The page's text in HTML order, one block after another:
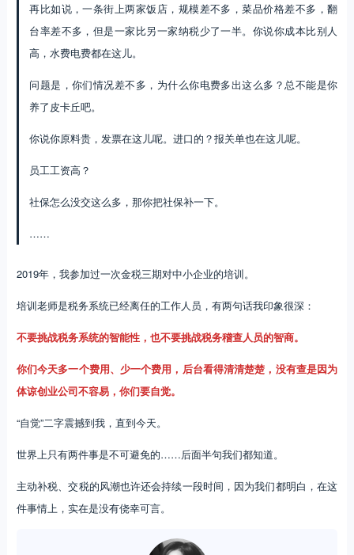
再比如说，一条街上两家饭店，规模差不多，菜品价格差不多，翻
台率差不多，但是一家比另一家纳税少了一半。你说你成本比别人
高，水费电费都在这儿。
问题是，你们情况差不多，为什么你电费多出这么多？总不能是你
养了皮卡丘吧。
你说你原料贵，发票在这儿呢。进口的？报关单也在这儿呢。
员工工资高？
社保怎么没交这么多，那你把社保补一下。
……
2019年，我参加过一次金税三期对中小企业的培训。
培训老师是税务系统已经离任的工作人员，有两句话我印象很深：
不要挑战税务系统的智能性，也不要挑战税务稽查人员的智商。
你们今天多一个费用、少一个费用，后台看得清清楚楚，没有查是因为
体谅创业公司不容易，你们要自觉。
“自觉”二字震撼到我，直到今天。
世界上只有两件事是不可避免的……后面半句我们都知道。
主动补税、交税的风潮也许还会持续一段时间，因为我们都明白，在这
件事情上，实在是没有侥幸可言。